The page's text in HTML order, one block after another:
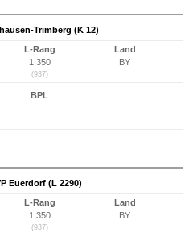
Trimberg (K 12)
L-Rang
1.350
(937)
Land
BY
BPL
Euerdorf (L 2290)
L-Rang
1.350
(937)
Land
BY